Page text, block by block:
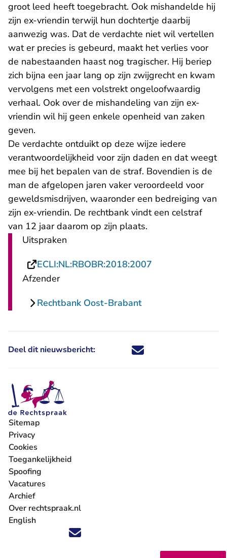
groot leed heeft toegebracht. Ook mishandelde hij
zijn ex-vriendin terwijl hun dochtertje daarbij
aanwezig was. Dat de verdachte niet wil vertellen
wat er precies is gebeurd, maakt het verlies voor
de nabestaanden haast nog tragischer. Hij beriep
zich bijna een jaar lang op zijn zwijgrecht en kwam
vervolgens met een volstrekt ongeloofwaardig
verhaal. Ook over de mishandeling van zijn ex-
vriendin wil hij geen enkele openheid van zaken
geven.
De verdachte ontduikt op deze wijze iedere
verantwoordelijkheid voor zijn daden en dat weegt
mee bij het bepalen van de straf. Bovendien is de
man de afgelopen jaren vaker veroordeeld voor
geweldsmisdrijven, waaronder een bedreiging van
zijn ex-vriendin. De rechtbank vindt een celstraf
van 12 jaar daarom op zijn plaats.
Uitspraken
ECLI:NL:RBOBR:2018:2007
Afzender
Rechtbank Oost-Brabant
Deel dit nieuwsbericht: Deel dit nieuwsbericht via X -
Deel dit nieuwsbericht via
Deel dit nieuwsbericht
Deel dit
Volg ons op X (Twitter) - U verlaat Rechtspraak.nl
Volg ons op Facebook - U verlaat Rechtspraak.nl
Volg ons op Instagram - U verlaat Rechtspraak.nl
Volg ons op Youtube - U verlaat Rechtspraak.nl
Volg ons op LinkedIn - U verlaat
'Blijf op de hoogte' nieuwsbrief - U verlaat
Sitemap
Privacy
Cookies
Toegankelijkheid
Spoofing
Vacatures
- U verlaat Rechtspraak.nl
Archief
Over rechtspraak.nl
English